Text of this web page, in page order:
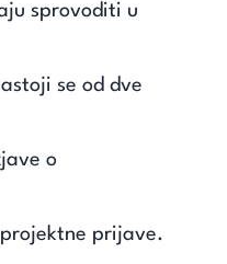
sprovoditi u
se od dve
o
prijave.